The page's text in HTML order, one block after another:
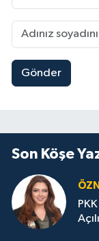
Gönder
Son Köşe